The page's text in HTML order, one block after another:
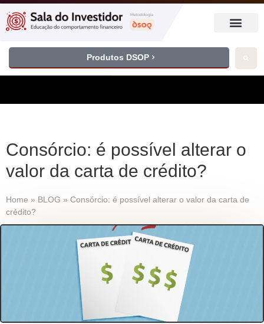
Produtos DSOP
Consórcio: é possível alterar o
valor da carta de crédito?
Home » BLOG » Consórcio: é possível alterar o valor da carta de
crédito?